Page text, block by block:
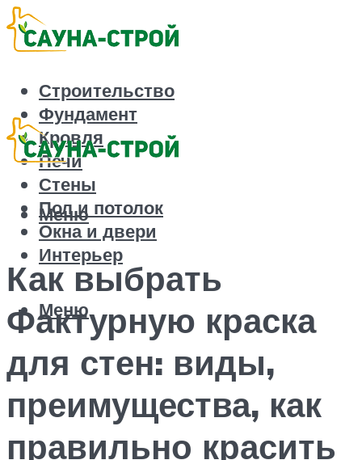
Строительство
Фундамент
Кровля
Печи
Стены
Пол и потолок
Окна и двери
Интерьер
Меню
Меню
Как выбрать
Фактурную краска
для стен: виды,
преимущества, как
правильно красить